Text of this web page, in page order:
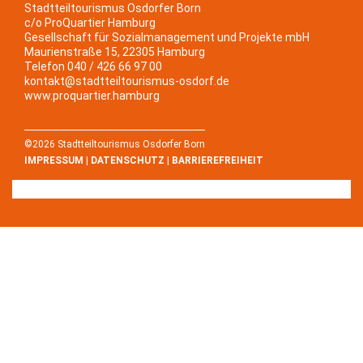
Stadtteiltourismus Osdorfer Born
c/o ProQuartier Hamburg
Gesellschaft für Sozialmanagement und Projekte mbH
Maurienstraße 15, 22305 Hamburg
Telefon 040 / 426 66 97 00
kontakt@stadtteiltourismus-osdorf.de
www.proquartier.hamburg
©2026 Stadtteiltourismus Osdorfer Born
IMPRESSUM
DATENSCHUTZ BARRIEREFREIHEIT